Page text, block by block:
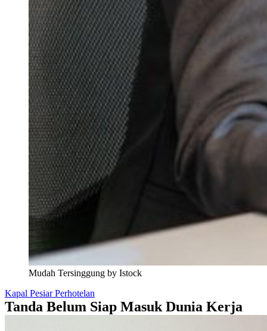
Mudah Tersinggung by Istock
Kapal PesiarPerhotelan
Tanda Belum Siap Masuk Dunia Kerja